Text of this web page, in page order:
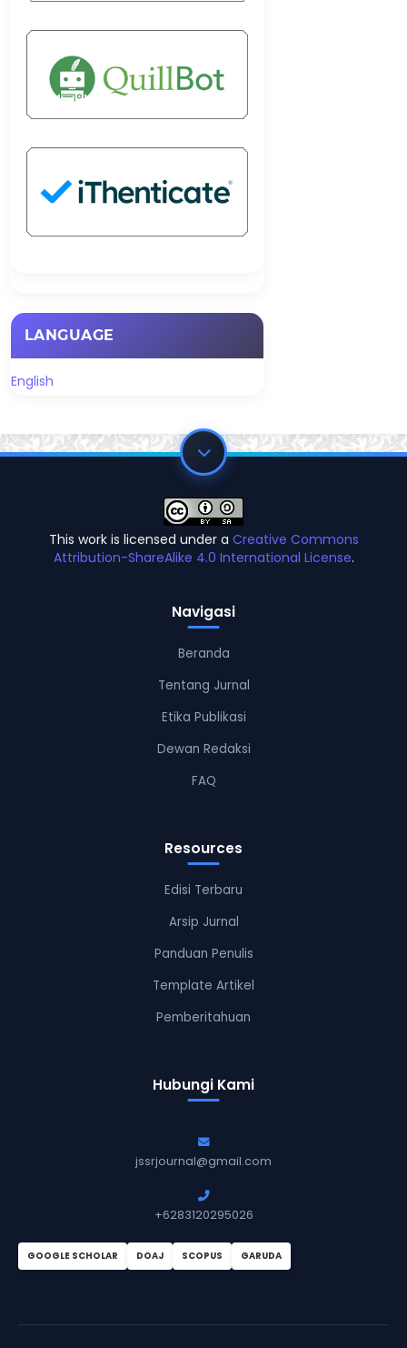
LANGUAGE
English
This work is licensed under a Creative Commons
Attribution-ShareAlike 4.0 International License.
Navigasi
Beranda
Tentang Jurnal
Etika Publikasi
Dewan Redaksi
FAQ
Resources
Edisi Terbaru
Arsip Jurnal
Panduan Penulis
Template Artikel
Pemberitahuan
Hubungi Kami
jssrjournal@gmail.com
+6283120295026
GOOGLE SCHOLAR DOAJ SCOPUS GARUDA